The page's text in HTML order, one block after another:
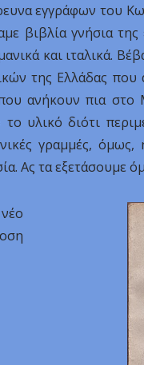
εγγράφων του
βιβλία γνήσια
και ιταλικά.
της Ελλάδας
ανήκουν πια
υλικό διότι
γραμμές,
Ας τα εξετάσουμε